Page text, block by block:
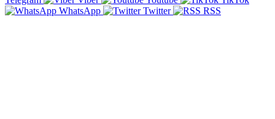
WhatsApp
Twitter RSS